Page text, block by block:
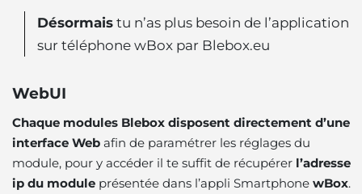
Désormais tu n’as plus besoin de l’application
sur téléphone wBox par Blebox.eu
WebUI
Chaque modules Blebox disposent directement d’une
interface Web afin de paramétrer les réglages du
module, pour y accéder il te suffit de récupérer l’adresse
ip du module présentée dans l’appli Smartphone wBox.